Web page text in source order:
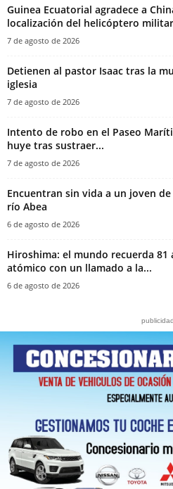
Guinea Ecuatorial agradece a
localización del helicóptero
7 de agosto de 2026
‎Detienen al pastor Isaac tras la
iglesia‎
7 de agosto de 2026
Intento de robo en el Paseo
huye tras sustraer...
7 de agosto de 2026
Encuentran sin vida a un joven
río Abea
6 de agosto de 2026
Hiroshima: el mundo recuerda 81
atómico con un llamado a la...
6 de agosto de 2026
publicidad